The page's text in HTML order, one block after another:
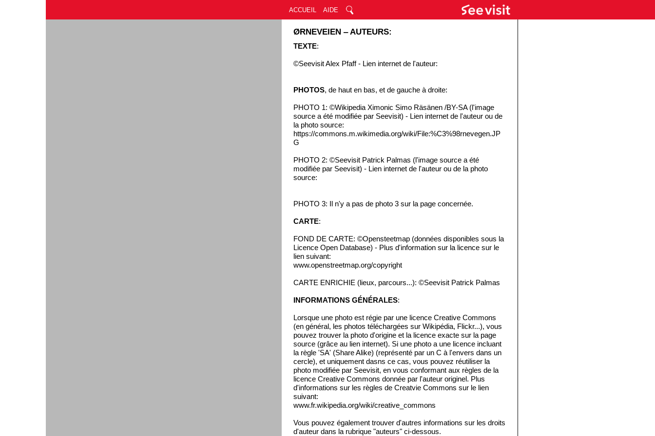
ACCUEIL AIDE
ØRNEVEIEN ‒ AUTEURS:
TEXTE:
©Seevisit Alex Pfaff - Lien internet de l'auteur:
PHOTOS, de haut en bas, et de gauche à droite:
PHOTO 1: ©Wikipedia Ximonic Simo Räsänen /BY-SA (l'image
source a été modifiée par Seevisit) - Lien internet de l'auteur ou de
la photo source:
https://commons.m.wikimedia.org/wiki/File:%C3%98rnevegen.JP
G
PHOTO 2: ©Seevisit Patrick Palmas (l'image source a été
modifiée par Seevisit) - Lien internet de l'auteur ou de la photo
source:
PHOTO 3: Il n'y a pas de photo 3 sur la page concernée.
CARTE:
FOND DE CARTE: ©Opensteetmap (données disponibles sous la
Licence Open Database) - Plus d'information sur la licence sur le
lien suivant:
www.openstreetmap.org/copyright
CARTE ENRICHIE (lieux, parcours...): ©Seevisit Patrick Palmas
INFORMATIONS GÉNÉRALES:
Lorsque une photo est régie par une licence Creative Commons
(en général, les photos téléchargées sur Wikipédia, Flickr...), vous
pouvez trouver la photo d'origine et la licence exacte sur la page
source (grâce au lien internet). Si une photo a une licence incluant
la règle 'SA' (Share Alike) (représenté par un C à l'envers dans un
cercle), et uniquement dasns ce cas, vous pouvez réutiliser la
photo modifiée par Seevisit, en vous conformant aux règles de la
licence Creative Commons donnée par l'auteur originel. Plus
d'informations sur les règles de Creatvie Commons sur le lien
suivant:
www.fr.wikipedia.org/wiki/creative_commons
Vous pouvez également trouver d'autres informations sur les droits
d'auteur dans la rubrique "auteurs" ci-dessous.